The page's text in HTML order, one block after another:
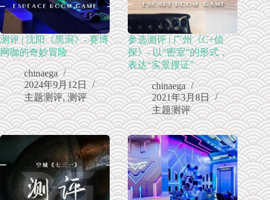
测评 | 沈阳《黑洞》- 赛博
网咖的奇妙冒险
chinaega
2024年9月12日
主题测评,测评
参选测评 | 广州《C+侦
探》- 以“密室”的形式，
表达“实景搜证”
chinaega
2021年3月8日
主题测评